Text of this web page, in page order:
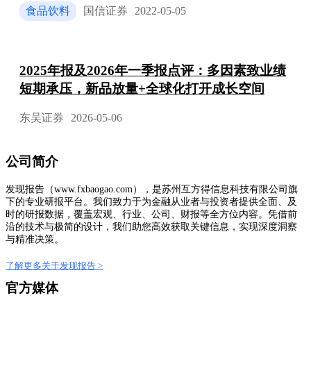
食品饮料 国信证券 2022-05-05
2025年报及2026年一季报点评：多因素致业绩
短期承压，新品放量+全球化打开成长空间
东吴证券 2026-05-06
公司简介
发现报告（www.fxbaogao.com），是苏州互方得信息科技有限公司旗
下的专业研报平台。我们致力于为金融从业者与投资者提供全面、及
时的研报数据，覆盖宏观、行业、公司、财报等全方位内容。凭借前
沿的技术与极简的设计，我们助您高效获取关键信息，实现深度洞察
与精准决策。
了解更多关于发现报告 >
官方媒体